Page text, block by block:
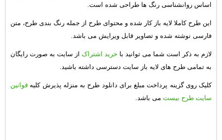
اساس روانشناسی رنگ ها طراحی شده است.
این طرح کاملا لایه باز کار شده و محتوای طرح از جمله رنگ بندی طرح، متن
فارسی نوشته شده و تصاویر قابل ویرایش می باشد.
لازم به ذکر است شما می توانید با خرید اشتراک از سایت به صورت رایگان
به تمامی طرح های لایه باز سایت دسترسی داشته باشید.
کلیک روی گزینه پرداخت مبلغ برای دانلود طرح به منزله پذیرش کلیه قوانین
سایت طرح بیست می باشد.